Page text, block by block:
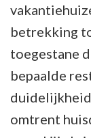
betrekking
toegestane
bepaalde
omtrent